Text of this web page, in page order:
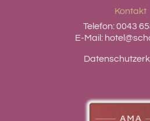
Kontakt
Telefon:0043
E-Mail: